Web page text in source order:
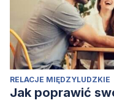
RELACJE MIĘDZYLUDZKIE
Jak poprawić